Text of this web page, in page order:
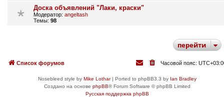
Доска объявлений "Лаки, краски"
Модератор: angeltash
Темы: 98
перейти
Список форумов Часовой пояс:
Nosebleed style by Mike Lothar| Ported to phpBB3.3 by Ian Bradley
Создано на основе phpBB® Forum Software © phpBB Limited
Русская поддержка phpBB